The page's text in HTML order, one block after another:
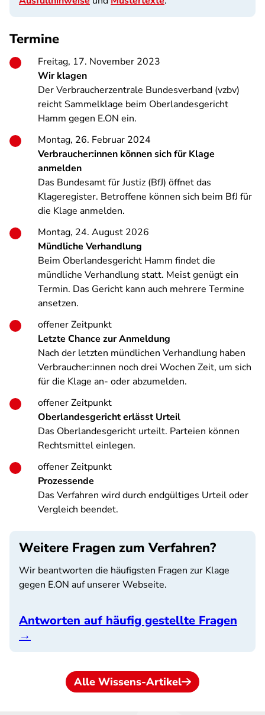
Termine
Freitag, 17. November 2023
Wir klagen
Der Verbraucherzentrale Bundesverband (vzbv)
reicht Sammelklage beim Oberlandesgericht
Hamm gegen E.ON ein.
Montag, 26. Februar 2024
Verbraucher:innen können sich für Klage
anmelden
Das Bundesamt für Justiz (BfJ) öffnet das
Klageregister. Betroffene können sich beim BfJ für
die Klage anmelden.
Montag, 24. August 2026
Mündliche Verhandlung
Beim Oberlandesgericht Hamm findet die
mündliche Verhandlung statt. Meist genügt ein
Termin. Das Gericht kann auch mehrere Termine
ansetzen.
offener Zeitpunkt
Letzte Chance zur Anmeldung
Nach der letzten mündlichen Verhandlung haben
Verbraucher:innen noch drei Wochen Zeit, um sich
für die Klage an- oder abzumelden.
offener Zeitpunkt
Oberlandesgericht erlässt Urteil
Das Oberlandesgericht urteilt. Parteien können
Rechtsmittel einlegen.
offener Zeitpunkt
Prozessende
Das Verfahren wird durch endgültiges Urteil oder
Vergleich beendet.
Weitere Fragen zum Verfahren?
Wir beantworten die häufigsten Fragen zur Klage
gegen E.ON auf unserer Webseite.
Antworten auf häufig gestellte Fragen
→
Alle Wissens-Artikel